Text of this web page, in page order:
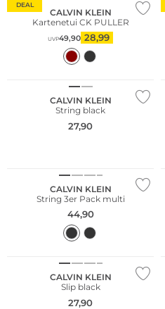
DEAL
CALVIN KLEIN
Kartenetui CK PULLER
UVP49,90 28,99
CALVIN KLEIN
String black
27,90
CALVIN KLEIN
String 3er Pack multi
44,90
CALVIN KLEIN
Slip black
27,90